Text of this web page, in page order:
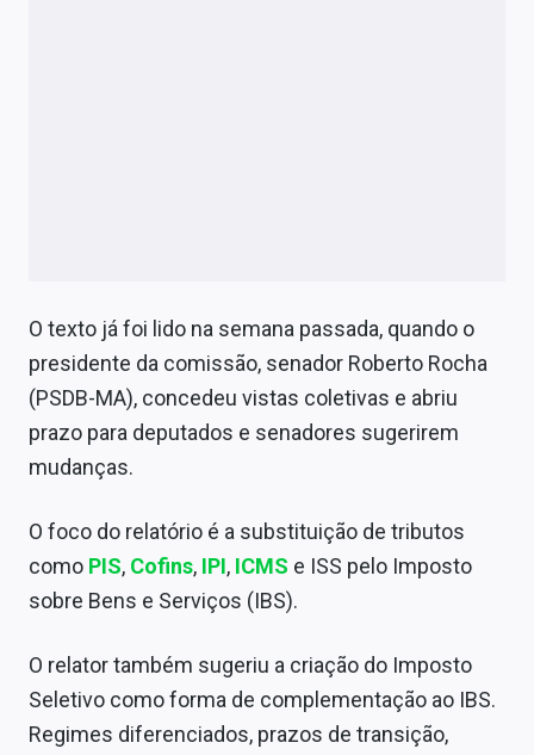
Conteúdo de Marca
Sobre
Expediente
O texto já foi lido na semana passada, quando o
presidente da comissão, senador Roberto Rocha
(PSDB-MA), concedeu vistas coletivas e abriu
prazo para deputados e senadores sugerirem
mudanças.
O foco do relatório é a substituição de tributos
como PIS, Cofins, IPI, ICMS e ISS pelo Imposto
sobre Bens e Serviços (IBS).
O relator também sugeriu a criação do Imposto
Seletivo como forma de complementação ao IBS.
Regimes diferenciados, prazos de transição,